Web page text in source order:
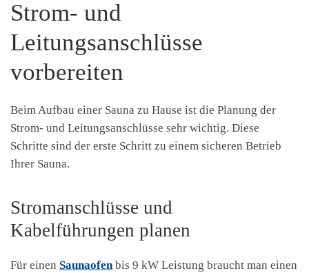
Strom- und
Leitungsanschlüsse
vorbereiten
Beim Aufbau einer Sauna zu Hause ist die Planung der
Strom- und Leitungsanschlüsse sehr wichtig. Diese
Schritte sind der erste Schritt zu einem sicheren Betrieb
Ihrer Sauna.
Stromanschlüsse und
Kabelführungen planen
Für einen Saunaofenbis 9 kW Leistung braucht man einen